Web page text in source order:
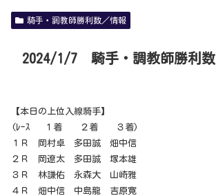
騎手・調教師勝利数／情報
2024/1/7 騎手・調教師勝利数
【本日の上位入線騎手】
(ﾚｰｽ １着 ２着 ３着)
１Ｒ 岡村卓 多田誠 畑中信
２Ｒ 岡遼太 多田誠 塚本雄
３Ｒ 林謙佑 永森大 山崎雅
４Ｒ 畑中信 中島龍 吉原寛